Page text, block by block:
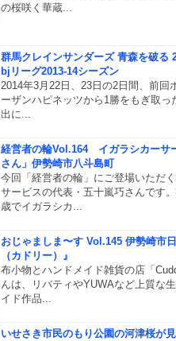
の桜咲く華蔵...
群馬クレインサンダーズ 青森を破る
bjリーグ2013-14シーズン
2014年3月22日、23日の2日間、前回
ーザンハピネッツから1勝をもぎ取っ
出に...
経営者の輪Vol.164 イガラシカー
さん」伊勢崎市八斗島町
今回「経営者の輪」にご登場いただ
サービスの代表・五十嵐巧さんです
歳でイガラシカ...
おじゃましま〜す Vol.145 伊勢崎市
（カドリー）』
布小物とハンドメイド雑貨の店「
んは、リバティやYUWAなど上質な
イド作品...
いせさき市民のもり公園の河津桜が見